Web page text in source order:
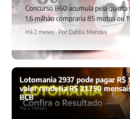
Concurso 860 acumula pela quinta
1,6 milhão compraria 85 motos ou
Há 2 meses · Por Dabliu Mendes
Lotomania 2937 pode pagar
valor renderia R$ 21.750
BCB
Há 2 meses